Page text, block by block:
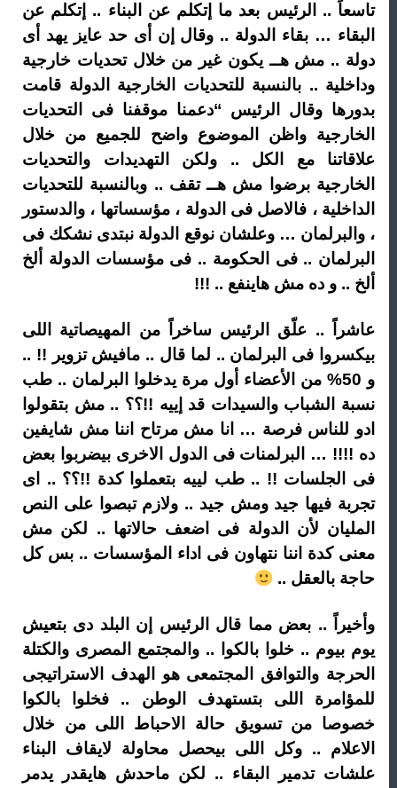
تاسعاً .. الرئيس بعد ما إتكلم عن البناء .. إتكلم عن
البقاء … بقاء الدولة .. وقال إن أى حد عايز يهد أى
دولة .. مش هــ يكون غير من خلال تحديات خارجية
وداخلية .. بالنسبة للتحديات الخارجية الدولة قامت
بدورها وقال الرئيس “دعمنا موقفنا فى التحديات
الخارجية واظن الموضوع واضح للجميع من خلال
علاقاتنا مع الكل .. ولكن التهديدات والتحديات
الخارجية برضوا مش هــ تقف .. وبالنسبة للتحديات
الداخلية ، فالاصل فى الدولة ، مؤسساتها ، والدستور
، والبرلمان … وعلشان نوقع الدولة نبتدى نشكك فى
البرلمان .. فى الحكومة .. فى مؤسسات الدولة ألخ
ألخ .. و ده مش هاينفع .. !!!
عاشراً .. علّق الرئيس ساخراً من المهيصاتية اللى
بيكسروا فى البرلمان .. لما قال .. مافيش تزوير !! ..
و 50% من الأعضاء أول مرة يدخلوا البرلمان .. طب
نسبة الشباب والسيدات قد إييه !!؟؟ .. مش بتقولوا
ادو للناس فرصة … انا مش مرتاح اننا مش شايفين
ده !!!! … البرلمنات فى الدول الاخرى بيضربوا بعض
فى الجلسات !! .. طب لييه بتعملوا كدة !!؟؟ .. اى
تجربة فيها جيد ومش جيد .. ولازم تبصوا على النص
المليان لأن الدولة فى اضعف حالاتها .. لكن مش
معنى كدة اننا نتهاون فى اداء المؤسسات .. بس كل
حاجة بالعقل ..
وأخيراً .. بعض مما قال الرئيس إن البلد دى بتعيش
يوم بيوم .. خلوا بالكوا .. والمجتمع المصرى والكتلة
الحرجة والتوافق المجتمعى هو الهدف الاستراتيجى
للمؤامرة اللى بتستهدف الوطن .. فخلوا بالكوا
خصوصا من تسويق حالة الاحباط اللى من خلال
الاعلام .. وكل اللى بيحصل محاولة لايقاف البناء
علشات تدمير البقاء .. لكن ماحدش هايقدر يدمر